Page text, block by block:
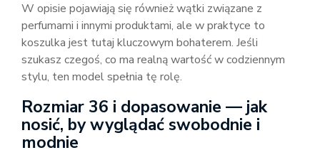
W opisie pojawiają się również wątki związane z
perfumami i innymi produktami, ale w praktyce to
koszulka jest tutaj kluczowym bohaterem. Jeśli
szukasz czegoś, co ma realną wartość w codziennym
stylu, ten model spełnia tę rolę.
Rozmiar 36 i dopasowanie — jak
nosić, by wyglądać swobodnie i
modnie